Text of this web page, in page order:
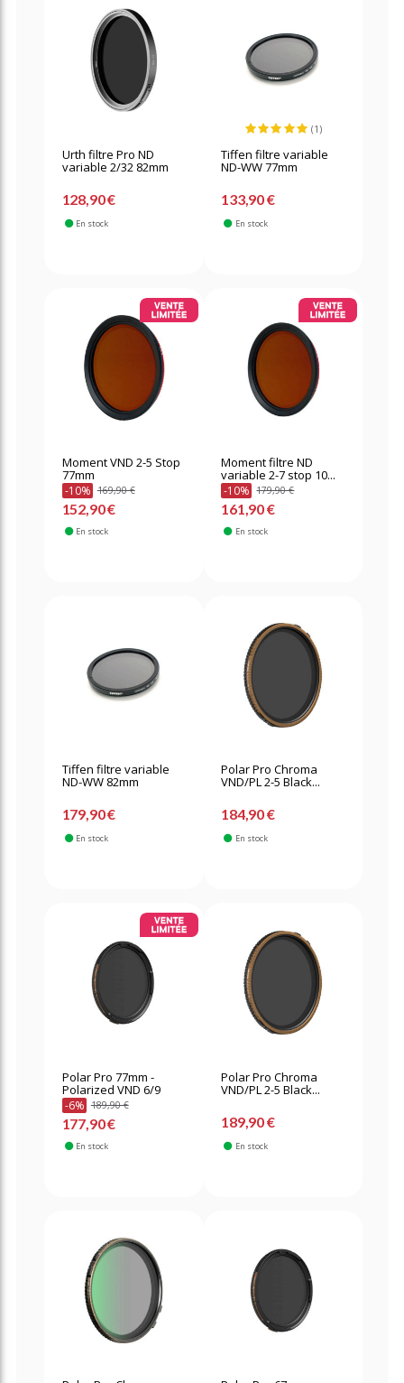
Urth filtre Pro ND
variable 2/32 82mm
128,90 €
En stock
(1)
Tiffen filtre variable
ND-WW 77mm
133,90 €
En stock
Moment VND 2-5 Stop
77mm
-10% 169,90 €
152,90 €
En stock
Moment filtre ND
variable 2-7 stop 10...
-10% 179,90 €
161,90 €
En stock
Tiffen filtre variable
ND-WW 82mm
179,90 €
En stock
Polar Pro Chroma
VND/PL 2-5 Black...
184,90 €
En stock
Polar Pro 77mm -
Polarized VND 6/9
-6% 189,90 €
177,90 €
En stock
Polar Pro Chroma
VND/PL 2-5 Black...
189,90 €
En stock